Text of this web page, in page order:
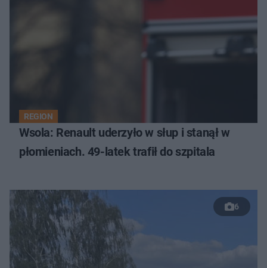
REGION
Wsola: Renault uderzyło w słup i stanął w
płomieniach. 49-latek trafił do szpitala
6